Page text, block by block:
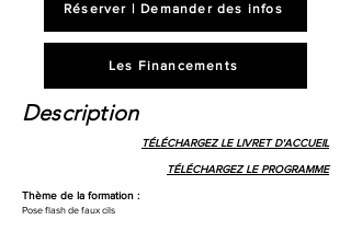
Réserver | Demander des infos
Les Financements
Description
TÉLÉCHARGEZ LE LIVRET D'ACCUEIL
TÉLÉCHARGEZ LE PROGRAMME
Thème de la formation :
Pose flash de faux cils